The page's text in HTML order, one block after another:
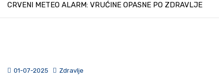
CRVENI METEO ALARM: VRUĆINE OPASNE PO ZDRAVLJE
01-07-2025 Zdravlje